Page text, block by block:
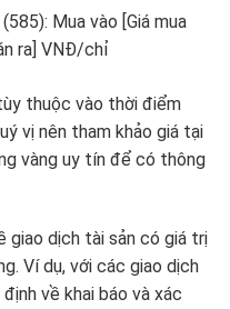
Mua vào [Giá mua
ra] VNĐ/chỉ
thuộc vào thời điểm
vị nên tham khảo giá tại
vàng uy tín để có thông
giao dịch tài sản có giá trị
Ví dụ, với các giao dịch
về khai báo và xác